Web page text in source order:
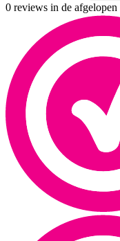
0 reviews in de afgelopen